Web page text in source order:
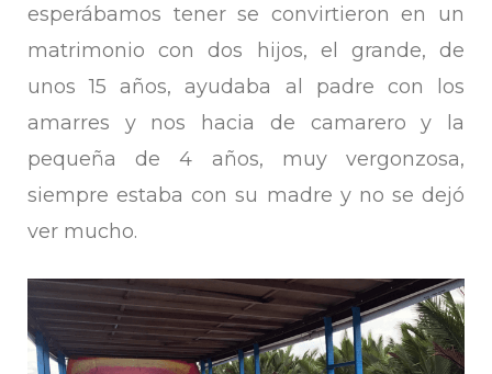
esperábamos tener se convirtieron en un
matrimonio con dos hijos, el grande, de
unos 15 años, ayudaba al padre con los
amarres y nos hacia de camarero y la
pequeña de 4 años, muy vergonzosa,
siempre estaba con su madre y no se dejó
ver mucho.